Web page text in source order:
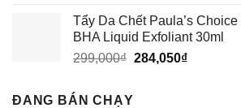
là:
219,000₫.
tại
là:
208,050₫.
Tẩy Da Chết Paula’s
BHA Liquid Exfoliant 30ml
299,000₫ Giá
284,050₫Giá
ĐANG BÁN CHẠY